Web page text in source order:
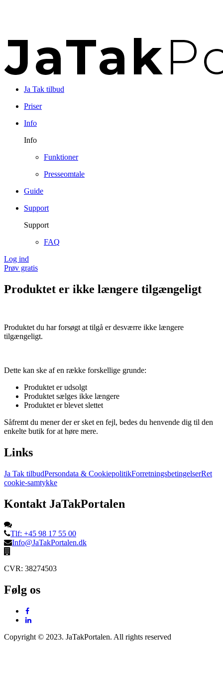
Ja Tak tilbud
Priser
Info
Info
Funktioner
Presseomtale
Guide
Support
Support
FAQ
Log ind
Prøv gratis
Produktet er ikke længere tilgængeligt
Produktet du har forsøgt at tilgå er desværre ikke længere
tilgængeligt.
Dette kan ske af en række forskellige grunde:
Produktet er udsolgt
Produktet sælges ikke længere
Produktet er blevet slettet
Såfremt du mener der er sket en fejl, bedes du henvende dig til den
enkelte butik for at høre mere.
Links
Ja Tak tilbudPersondata & CookiepolitikForretningsbetingelserRet
cookie-samtykke
Kontakt JaTakPortalen
Tlf: +45 98 17 55 00
Info@JaTakPortalen.dk
CVR: 38274503
Følg os
Copyright © 2023. JaTakPortalen. All rights reserved